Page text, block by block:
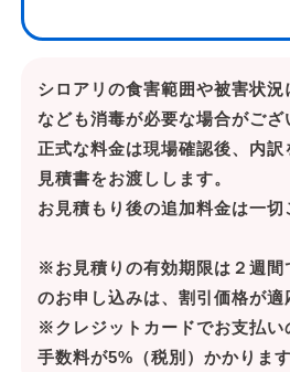
シロアリの食害範囲や被害状
なども消毒が必要な場合がござ
正式な料金は現場確認後、内
見積書をお渡しします。
お見積もり後の追加料金は一切
※お見積りの有効期限は２週間
のお申し込みは、割引価格が適
※クレジットカードでお支払い
手数料が5%（税別）かかります